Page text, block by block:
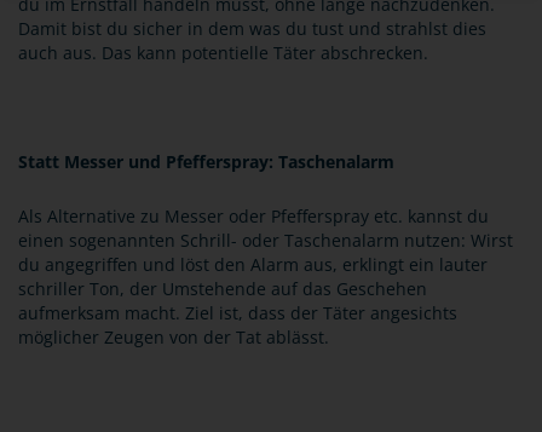
Damit bist du sicher in dem was du tust und strahlst dies
auch aus. Das kann potentielle Täter abschrecken.
Statt Messer und Pfefferspray: Taschenalarm
Als Alternative zu Messer oder Pfefferspray etc. kannst du
einen sogenannten Schrill- oder Taschenalarm nutzen: Wirst
du angegriffen und löst den Alarm aus, erklingt ein lauter
schriller Ton, der Umstehende auf das Geschehen
aufmerksam macht. Ziel ist, dass der Täter angesichts
möglicher Zeugen von der Tat ablässt.